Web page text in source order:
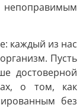
каждый из нас
Пусть
достоверной
о том, как
без